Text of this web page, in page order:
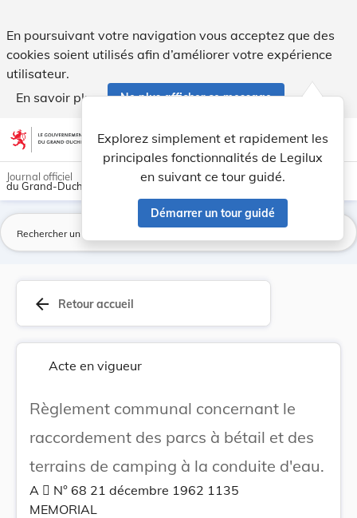
En poursuivant votre navigation vous acceptez que des
cookies soient utilisés afin d’améliorer votre expérience
utilisateur.
En savoir plus
Ne plus afficher ce message
Aller au contenu account_circle help Aide
Explorez simplement et rapidement les
principales fonctionnalités de Legilux
en suivant ce tour guidé.
Démarrer un tour guidé
light_mode dark_mode
Journal officiel
du Grand-Duché de Luxembourg
arrow_back Retour accueil
Acte en vigueur
Règlement communal concernant le
raccordement des parcs à bétail et des
terrains de camping à la conduite d'eau.
A  N° 68 21 décembre 1962 1135
MEMORIAL